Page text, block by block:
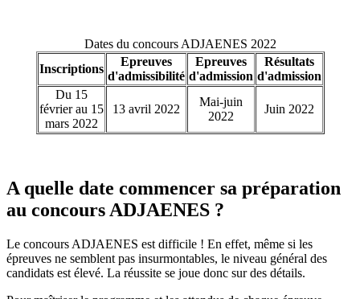
Dates du concours ADJAENES 2022
Inscriptions
Epreuves
d'admissibilité
Epreuves
d'admission
Résultats
d'admission
Du 15
février au 15
mars 2022
13 avril 2022
Mai-juin
2022
Juin 2022
A quelle date commencer sa préparation
au concours ADJAENES ?
Le concours ADJAENES est difficile ! En effet, même si les
épreuves ne semblent pas insurmontables, le niveau général des
candidats est élevé. La réussite se joue donc sur des détails.